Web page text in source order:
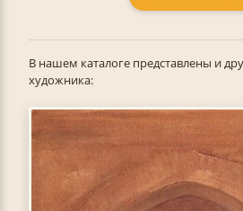
В нашем каталоге представлены и
художника: